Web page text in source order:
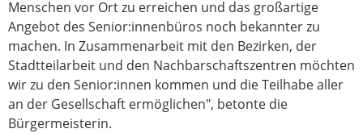
Menschen vor Ort zu erreichen und das großartige
Angebot des Senior:innenbüros noch bekannter zu
machen. In Zusammenarbeit mit den Bezirken, der
Stadtteilarbeit und den Nachbarschaftszentren möchten
wir zu den Senior:innen kommen und die Teilhabe aller
an der Gesellschaft ermöglichen", betonte die
Bürgermeisterin.